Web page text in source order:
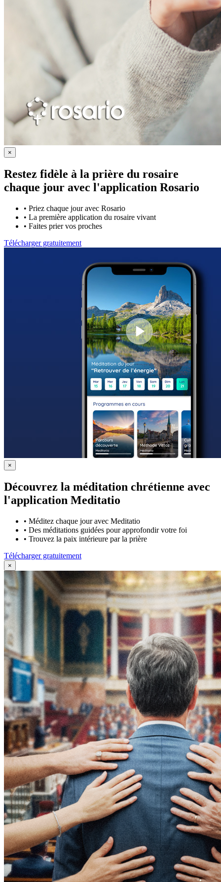
×
Restez fidèle à la prière du rosaire
chaque jour avec l'application Rosario
• Priez chaque jour avec Rosario
• La première application du rosaire vivant
• Faites prier vos proches
Télécharger gratuitement
×
Découvrez la méditation chrétienne avec
l'application Meditatio
• Méditez chaque jour avec Meditatio
• Des méditations guidées pour approfondir votre foi
• Trouvez la paix intérieure par la prière
Télécharger gratuitement
×